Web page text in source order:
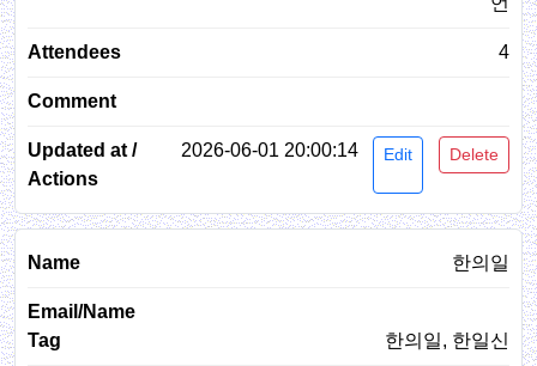
4
2026-06-01 20:00:14 Edit Delete
한의일
한의일, 한일신